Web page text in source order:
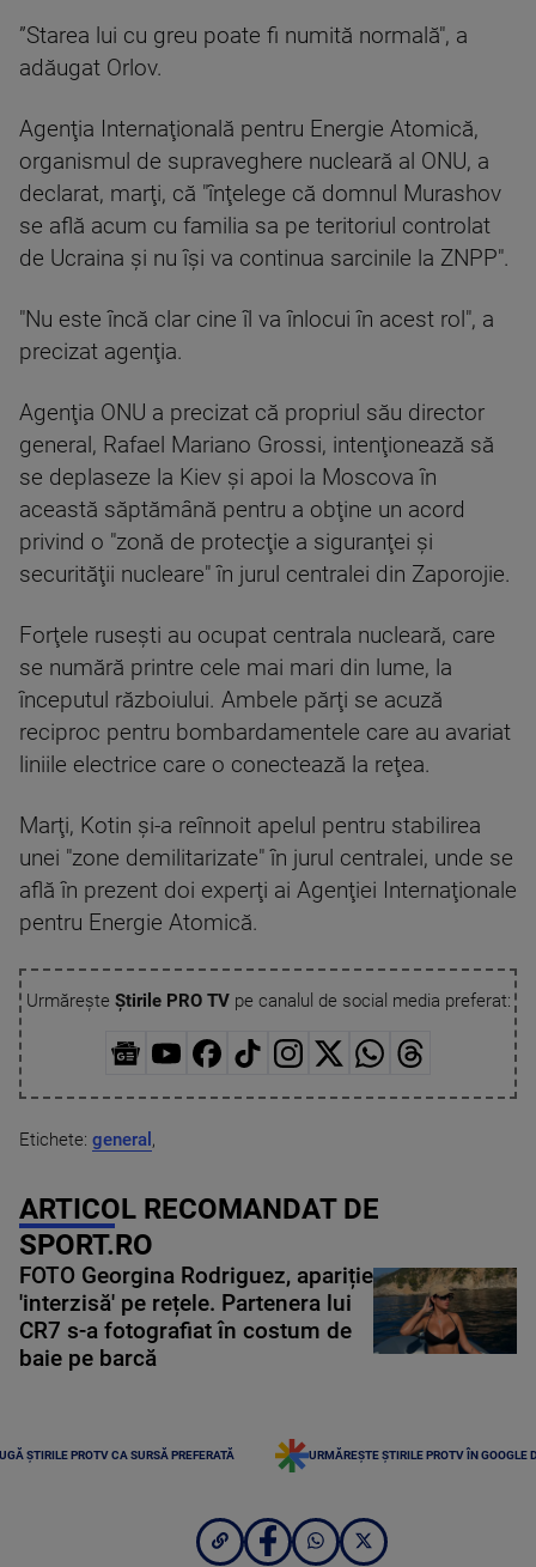
”Starea lui cu greu poate fi numită normală", a
adăugat Orlov.
Agenţia Internaţională pentru Energie Atomică,
organismul de supraveghere nucleară al ONU, a
declarat, marţi, că "înţelege că domnul Murashov
se află acum cu familia sa pe teritoriul controlat
de Ucraina şi nu îşi va continua sarcinile la ZNPP".
"Nu este încă clar cine îl va înlocui în acest rol", a
precizat agenţia.
Agenţia ONU a precizat că propriul său director
general, Rafael Mariano Grossi, intenţionează să
se deplaseze la Kiev şi apoi la Moscova în
această săptămână pentru a obţine un acord
privind o "zonă de protecţie a siguranţei şi
securităţii nucleare" în jurul centralei din Zaporojie.
Forţele ruseşti au ocupat centrala nucleară, care
se numără printre cele mai mari din lume, la
începutul războiului. Ambele părţi se acuză
reciproc pentru bombardamentele care au avariat
liniile electrice care o conectează la reţea.
Marţi, Kotin şi-a reînnoit apelul pentru stabilirea
unei "zone demilitarizate" în jurul centralei, unde se
află în prezent doi experţi ai Agenţiei Internaţionale
pentru Energie Atomică.
Urmărește Știrile PRO TVpe canalul de social media preferat:
Etichete: general ,
ARTICOL RECOMANDAT DE
SPORT.RO
FOTO Georgina Rodriguez, apariție
'interzisă' pe rețele. Partenera lui
CR7 s-a fotografiat în costum de
baie pe barcă
ȘTIRILE PROTV CA SURSĂ PREFERATĂ URMĂREȘTE ȘTIRILE PROTV ÎN GOOGLE